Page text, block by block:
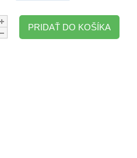
Množstvo:
PRIDAŤ DO KOŠÍKA